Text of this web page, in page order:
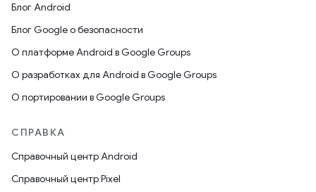
Блог Android
Блог Google о безопасности
О платформе Android в Google Groups
О разработках для Android в Google Groups
О портировании в Google Groups
СПРАВКА
Справочный центр Android
Справочный центр Pixel